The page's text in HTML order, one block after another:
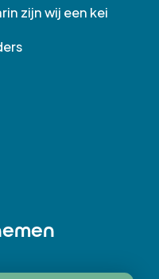
zijn wij een kei